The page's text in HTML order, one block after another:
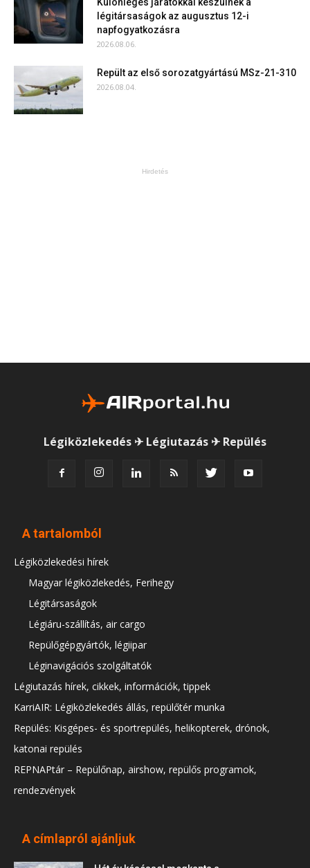
légitársaságok az augusztus 12-i
napfogyatkozásra
2026.08.06.
Repült az első sorozatgyártású MSz-21-310
2026.08.04.
Hirdetés
Légiközlekedés ✈ Légiutazás ✈ Repülés
A tartalomból
Légiközlekedési hírek
Magyar légiközlekedés, Ferihegy
Légitársaságok
Légiáru-szállítás, air cargo
Repülőgépgyártók, légiipar
Léginavigációs szolgáltatók
Légiutazás hírek, cikkek, információk, tippek
KarriAIR: Légiközlekedés állás, repülőtér munka
Repülés: Kisgépes- és sportrepülés, helikopterek, drónok,
katonai repülés
REPNAPtár – Repülőnap, airshow, repülős programok,
rendezvények
A címlapról ajánljuk